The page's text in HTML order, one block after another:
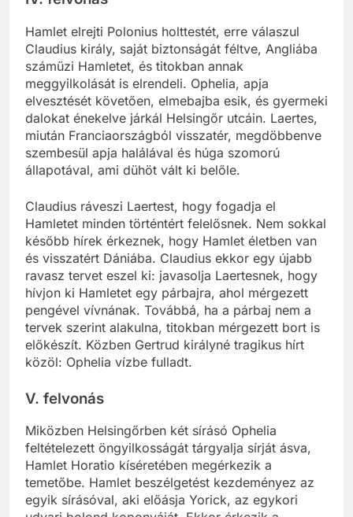
Hamlet elrejti Polonius holttestét, erre válaszul
Claudius király, saját biztonságát féltve, Angliába
száműzi Hamletet, és titokban annak
meggyilkolását is elrendeli. Ophelia, apja
elvesztését követően, elmebajba esik, és gyermeki
dalokat énekelve járkál Helsingőr utcáin. Laertes,
miután Franciaországból visszatér, megdöbbenve
szembesül apja halálával és húga szomorú
állapotával, ami dühöt vált ki belőle.
Claudius ráveszi Laertest, hogy fogadja el
Hamletet minden történtért felelősnek. Nem sokkal
később hírek érkeznek, hogy Hamlet életben van
és visszatért Dániába. Claudius ekkor egy újabb
ravasz tervet eszel ki: javasolja Laertesnek, hogy
hívjon ki Hamletet egy párbajra, ahol mérgezett
pengével vívnának. Továbbá, ha a párbaj nem a
tervek szerint alakulna, titokban mérgezett bort is
előkészít. Közben Gertrud királyné tragikus hírt
közöl: Ophelia vízbe fulladt.
V. felvonás
Miközben Helsingőrben két sírásó Ophelia
feltételezett öngyilkosságát tárgyalja sírját ásva,
Hamlet Horatio kíséretében megérkezik a
temetőbe. Hamlet beszélgetést kezdeményez az
egyik sírásóval, aki előásja Yorick, az egykori